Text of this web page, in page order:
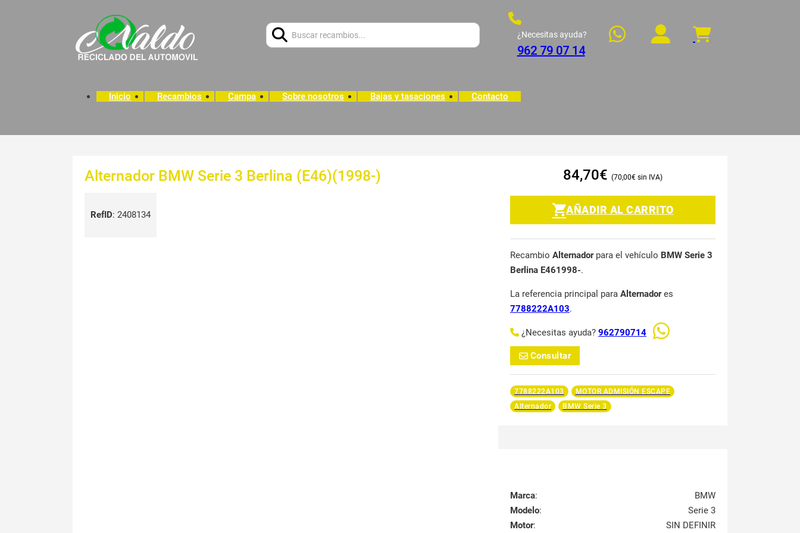
¿Necesitas ayuda?
962 79 07 14
Inicio Recambios Campa Sobre nosotros Bajas y tasaciones Contacto
Alternador BMW Serie 3 Berlina (E46)(1998-)
RefID: 2408134
84,70€ 70,00€
AÑADIR AL CARRITO
Recambio Alternadorpara el vehículo BMW Serie 3
Berlina E461998-.
La referencia principal para Alternadores
7788222A103.
¿Necesitas ayuda? 962790714
Consultar
7788222A103
MOTOR ADMISIÓN ESCAPE
Alternador
BMW Serie 3
Marca:
BMW
Modelo:
Serie 3
Motor: SIN DEFINIR